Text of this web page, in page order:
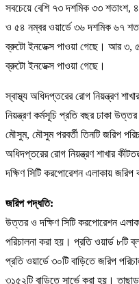
সবচেয়ে বেশি ৭৩ দশমিক ৩৩ শতাংশ,
ও ৫৪ নম্বর ওয়ার্ডে ৩৬ দশমিক ৬৭
ব্রুটো ইনডেক্স পাওয়া গেছে। আর ৩,
ব্রুটো ইনডেক্স পাওয়া গেছে।
স্বাস্থ্য অধিদপ্তরের রোগ নিয়ন্ত্রণ
নিয়ন্ত্রণ কর্মসূচি প্রতি বছর ঢাকা
মৌসুম, মৌসুম পরবর্তী তিনটি জরিপ
অধিদপ্তরের রোগ নিয়ন্ত্রণ শাখার
দক্ষিণ সিটি করপোরেশন এলাকায় জরিপ
জরিপ পদ্ধতি:
উত্তর ও দক্ষিণ সিটি করপোরেশন
পরিচালনা করা হয়। প্রতি ওয়ার্ড ৮টি
প্রতি ওয়ার্ডে ৩০টি বাড়িতে জরিপ
৩১৫২টি বাড়িতে সার্ভে করা হয়।